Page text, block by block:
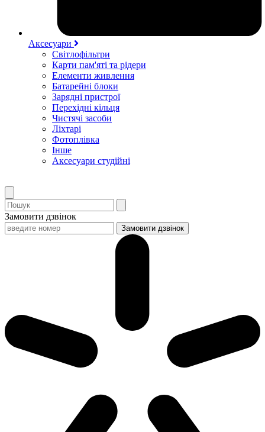
Аксесуари
Світлофільтри
Карти пам'яті та рідери
Елементи живлення
Батарейні блоки
Зарядні пристрої
Перехідні кільця
Чистячі засоби
Ліхтарі
Фотоплівка
Інше
Аксесуари студійні
Замовити дзвінок